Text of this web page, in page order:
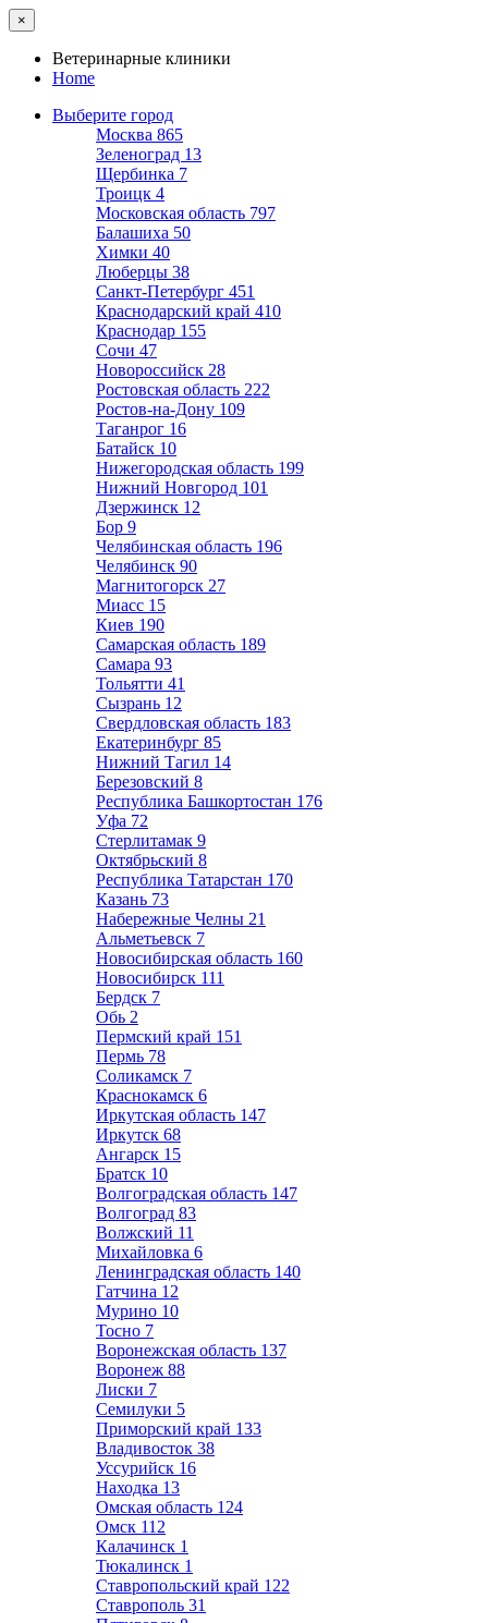
×
Ветеринарные клиники
Home
Выберите город
Москва 865
Зеленоград 13
Щербинка 7
Троицк 4
Московская область 797
Балашиха 50
Химки 40
Люберцы 38
Санкт-Петербург 451
Краснодарский край 410
Краснодар 155
Сочи 47
Новороссийск 28
Ростовская область 222
Ростов-на-Дону 109
Таганрог 16
Батайск 10
Нижегородская область 199
Нижний Новгород 101
Дзержинск 12
Бор 9
Челябинская область 196
Челябинск 90
Магнитогорск 27
Миасс 15
Киев 190
Самарская область 189
Самара 93
Тольятти 41
Сызрань 12
Свердловская область 183
Екатеринбург 85
Нижний Тагил 14
Березовский 8
Республика Башкортостан 176
Уфа 72
Стерлитамак 9
Октябрьский 8
Республика Татарстан 170
Казань 73
Набережные Челны 21
Альметьевск 7
Новосибирская область 160
Новосибирск 111
Бердск 7
Обь 2
Пермский край 151
Пермь 78
Соликамск 7
Краснокамск 6
Иркутская область 147
Иркутск 68
Ангарск 15
Братск 10
Волгоградская область 147
Волгоград 83
Волжский 11
Михайловка 6
Ленинградская область 140
Гатчина 12
Мурино 10
Тосно 7
Воронежская область 137
Воронеж 88
Лиски 7
Семилуки 5
Приморский край 133
Владивосток 38
Уссурийск 16
Находка 13
Омская область 124
Омск 112
Калачинск 1
Тюкалинск 1
Ставропольский край 122
Ставрополь 31